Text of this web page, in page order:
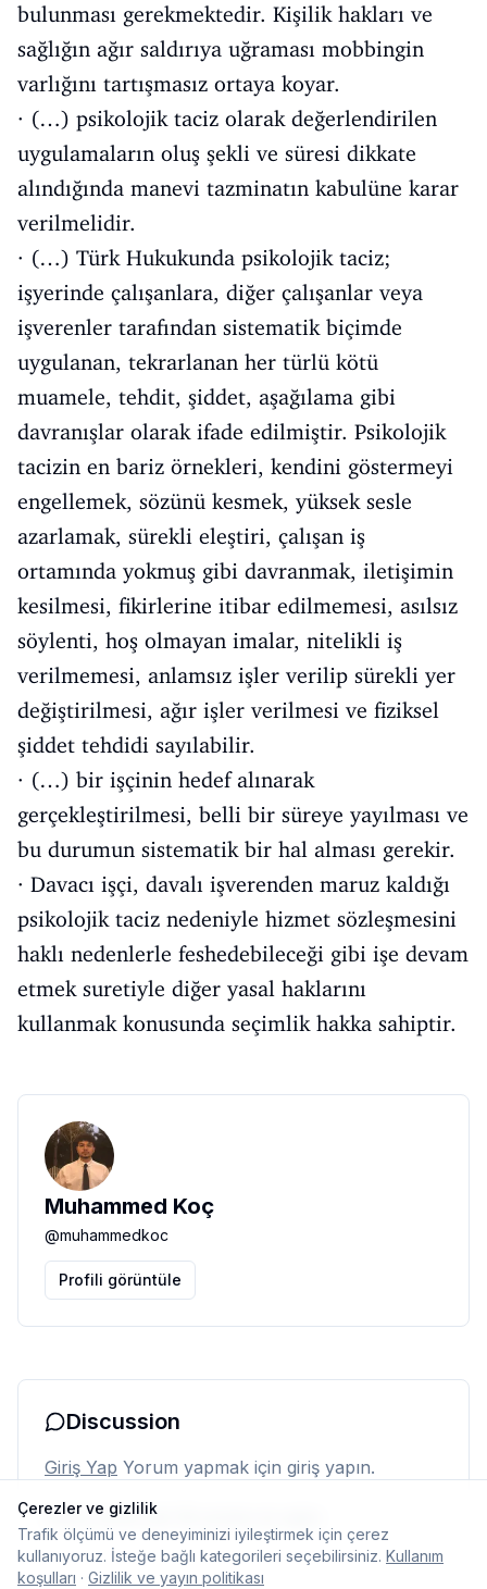
bulunması gerekmektedir. Kişilik hakları ve
sağlığın ağır saldırıya uğraması mobbingin
varlığını tartışmasız ortaya koyar.
· (…) psikolojik taciz olarak değerlendirilen
uygulamaların oluş şekli ve süresi dikkate
alındığında manevi tazminatın kabulüne karar
verilmelidir.
· (…) Türk Hukukunda psikolojik taciz;
işyerinde çalışanlara, diğer çalışanlar veya
işverenler tarafından sistematik biçimde
uygulanan, tekrarlanan her türlü kötü
muamele, tehdit, şiddet, aşağılama gibi
davranışlar olarak ifade edilmiştir. Psikolojik
tacizin en bariz örnekleri, kendini göstermeyi
engellemek, sözünü kesmek, yüksek sesle
azarlamak, sürekli eleştiri, çalışan iş
ortamında yokmuş gibi davranmak, iletişimin
kesilmesi, fikirlerine itibar edilmemesi, asılsız
söylenti, hoş olmayan imalar, nitelikli iş
verilmemesi, anlamsız işler verilip sürekli yer
değiştirilmesi, ağır işler verilmesi ve fiziksel
şiddet tehdidi sayılabilir.
· (…) bir işçinin hedef alınarak
gerçekleştirilmesi, belli bir süreye yayılması ve
bu durumun sistematik bir hal alması gerekir.
· Davacı işçi, davalı işverenden maruz kaldığı
psikolojik taciz nedeniyle hizmet sözleşmesini
haklı nedenlerle feshedebileceği gibi işe devam
etmek suretiyle diğer yasal haklarını
kullanmak konusunda seçimlik hakka sahiptir.
Muhammed Koç
@muhammedkoc
Profili görüntüle
Discussion
Giriş Yap Yorum yapmak için giriş yapın.
Henüz yorum yok. İlk yorumu siz yapın.
Çerezler ve gizlilik
Trafik ölçümü ve deneyiminizi iyileştirmek için çerez
kullanıyoruz. İsteğe bağlı kategorileri seçebilirsiniz. Kullanım
koşulları · Gizlilik ve yayın politikası